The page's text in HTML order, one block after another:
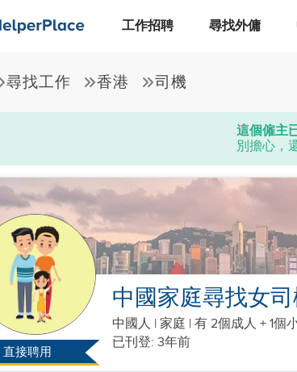
工作招聘 尋找外傭
尋找工作 香港 司機
這個僱主
別擔心，
直接聘用
中國家庭尋找女
中國人 | 家庭 | 有 2個成人 + 1個
已刊登: 3年前